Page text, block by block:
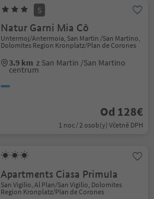
S
Natur Garni Mia Cô
Untermoj/Antermoia, San Martin /San Martino,
Dolomites Region Kronplatz/Plan de Corones
3.9 km z San Martin /San Martino
centrum
Od 128€
1 noc / 2 osob(y) Včetně DPH
Apartments Ciasa Primula
San Vigilio, Al Plan/San Vigilio, Dolomites
Region Kronplatz/Plan de Corones